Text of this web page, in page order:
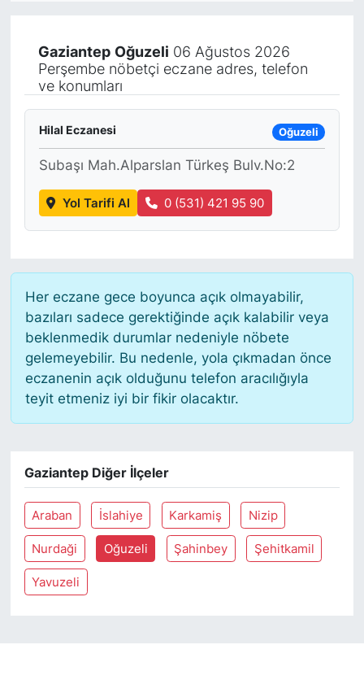
Gaziantep Oğuzeli 06 Ağustos 2026
Perşembe nöbetçi eczane adres, telefon
ve konumları
Hilal Eczanesi Oğuzeli
Subaşı Mah.Alparslan Türkeş Bulv.No:2
Yol Tarifi Al 0 (531) 421 95 90
Her eczane gece boyunca açık olmayabilir,
bazıları sadece gerektiğinde açık kalabilir veya
beklenmedik durumlar nedeniyle nöbete
gelemeyebilir. Bu nedenle, yola çıkmadan önce
eczanenin açık olduğunu telefon aracılığıyla
teyit etmeniz iyi bir fikir olacaktır.
Gaziantep Diğer İlçeler
Araban İslahiye Karkamiş Nizip
Nurdaği Oğuzeli Şahinbey Şehitkamil
Yavuzeli
KÖŞE YAZILARI (Arşiv)
KÜLTÜR SANAT
MAGAZİN
RÖPORTAJ
SARIYER HABERLERİ
SARIYER İMAR BARIŞI
SEKTÖR
SİYASET
SPOR
TEKNOLOJİ
TÜRKİYE VE DÜNYA GÜNDEMİ